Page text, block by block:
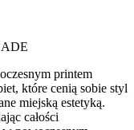
printem
które cenią sobie styl
miejską estetyką.
całości